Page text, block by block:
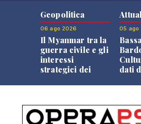
Geopolitica
06 ago 2026
Il Myanmar tra la
guerra civile e gli
interessi
strategici dei
05 ago
dati